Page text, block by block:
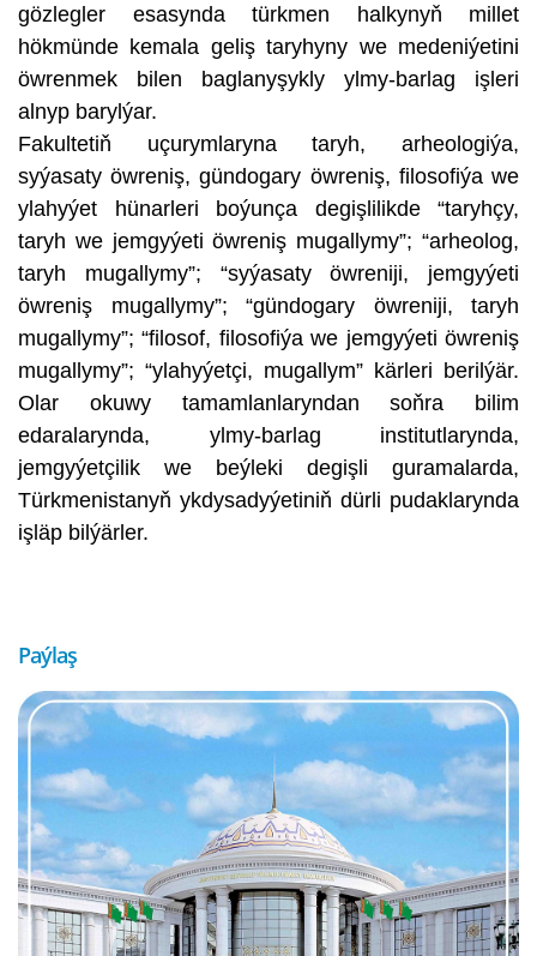
gözlegler esasynda türkmen halkynyň millet
hökmünde kemala geliş taryhyny we medeniýetini
öwrenmek bilen baglanyşykly ylmy-barlag işleri
alnyp barylýar.
Fakultetiň uçurymlaryna taryh, arheologiýa,
syýasaty öwreniş, gündogary öwreniş, filosofiýa we
ylahyýet hünarleri boýunça degişlilikde “taryhçy,
taryh we jemgyýeti öwreniş mugallymy”; “arheolog,
taryh mugallymy”; “syýasaty öwreniji, jemgyýeti
öwreniş mugallymy”; “gündogary öwreniji, taryh
mugallymy”; “filosof, filosofiýa we jemgyýeti öwreniş
mugallymy”; “ylahyýetçi, mugallym” kärleri berilýär.
Olar okuwy tamamlanlaryndan soňra bilim
edaralarynda, ylmy-barlag institutlarynda,
jemgyýetçilik we beýleki degişli guramalarda,
Türkmenistanyň ykdysadyýetiniň dürli pudaklarynda
işläp bilýärler.
Paýlaş